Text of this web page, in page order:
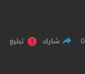
0 شارك تبليغ